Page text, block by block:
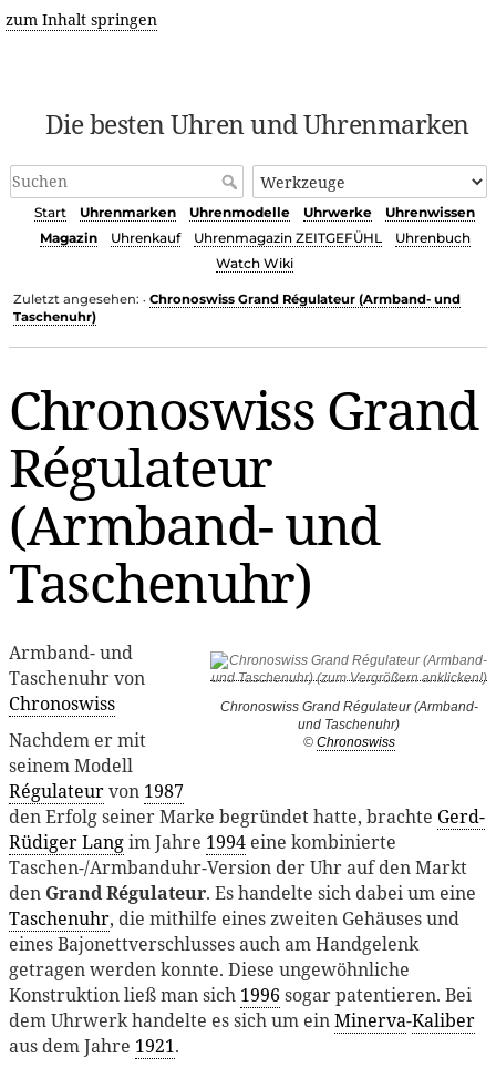
zum Inhalt springen
Die besten Uhren und Uhrenmarken
Start Uhrenmarken Uhrenmodelle Uhrwerke
Uhrenwissen
Magazin
Uhrenkauf Uhrenmagazin ZEITGEFÜHL
Uhrenbuch
Watch Wiki
Zuletzt angesehen: • Chronoswiss Grand Régulateur (Armband- und
Taschenuhr)
Chronoswiss Grand
Régulateur
(Armband- und
Taschenuhr)
Chronoswiss Grand Régulateur (Armband-
und Taschenuhr)
© Chronoswiss
Armband- und
Taschenuhr von
Chronoswiss
Nachdem er mit
seinem Modell
Régulateurvon 1987
den Erfolg seiner Marke begründet hatte, brachte Gerd-
Rüdiger Langim Jahre 1994 eine kombinierte
Taschen-/Armbanduhr-Version der Uhr auf den Markt
den Grand Régulateur. Es handelte sich dabei um eine
Taschenuhr, die mithilfe eines zweiten Gehäuses und
eines Bajonettverschlusses auch am Handgelenk
getragen werden konnte. Diese ungewöhnliche
Konstruktion ließ man sich 1996 sogar patentieren. Bei
dem Uhrwerk handelte es sich um einMinerva-Kaliber
aus dem Jahre 1921.